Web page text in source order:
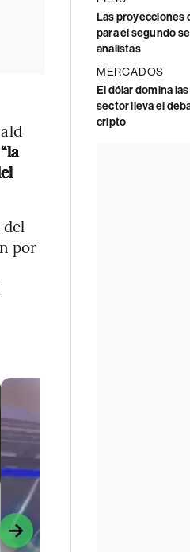
“la
por
Las proyecciones
para el segundo
analistas
MERCADOS
El dólar domina
sector lleva el
cripto